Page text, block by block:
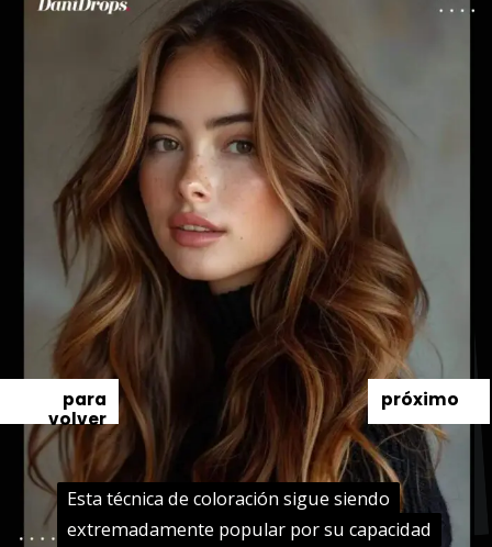
Esta técnica de coloración sigue siendo
extremadamente popular por su capacidad
Esta técnica de coloración sigue siendo
extremadamente popular por su capacidad
próximo
para
volver